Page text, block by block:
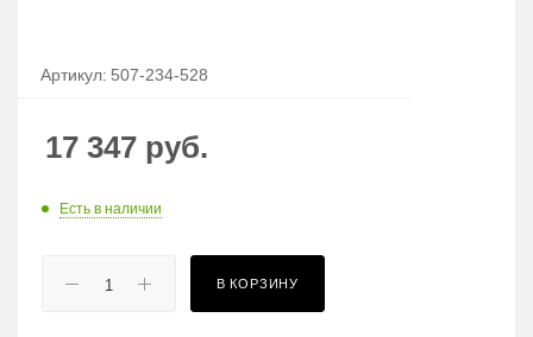
Артикул: 507-234-528
17 347 руб.
Есть в наличии
В КОРЗИНУ